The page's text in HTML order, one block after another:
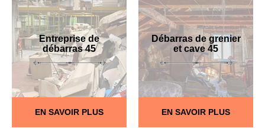
Entreprise de
débarras 45
EN SAVOIR PLUS
Débarras de grenier
et cave 45
EN SAVOIR PLUS